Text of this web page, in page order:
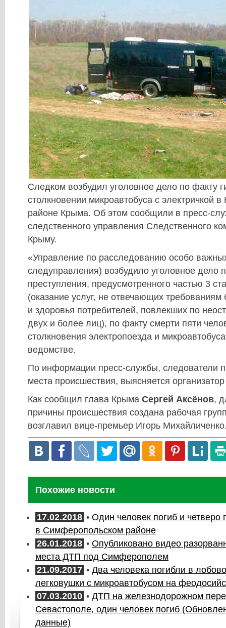
Следком возбудил уголовное дело по факту
столкновении микроавтобуса с электричкой
районе Крыма. Об этом сообщили в пресс-
следственного управления Следственного
Крыму.
«Управление по расследованию особо
следуправления) возбудило уголовное дело
преступления, предусмотренного частью 3
(оказание услуг, не отвечающих требованиям
и здоровья потребителей, повлекших по
двух и более лиц), по факту смерти пяти
столкновения электропоезда и
ведомстве.
По информации пресс-службы, следователи
места происшествия, выясняется
Как сообщил глава Крыма Сергей Аксёнов,
причины происшествия создана рабочая
возглавил вице-премьер Игорь
Похожие новости
17.02.2018 • Один человек погиб и
в Симферопольском районе
26.01.2018 • Опубликовано видео
места ДТП под Симферополем
21.09.2017 • Два человека погибли в
легковушки с микроавтобусом на
07.03.2010 • ДТП на железнодорожном
Севастополе, один человек погиб
данные)